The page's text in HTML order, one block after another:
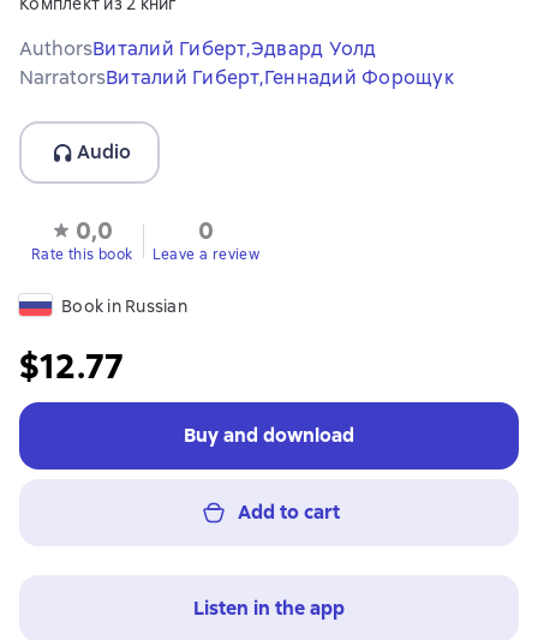
AuthorsВиталий Гиберт,Эдвард Уолд
NarratorsВиталий Гиберт,Геннадий Форощук
Audio
0,0
Rate this book
0
Leave a review
Book in Russian
$12.77
Buy and download
Add to cart
Listen in the app